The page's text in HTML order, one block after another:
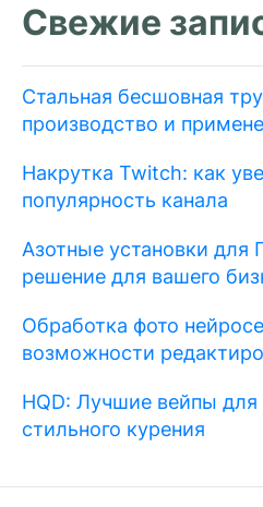
Свежие
Стальная бесшовная
производство и
Накрутка Twitch: как
популярность канала
Азотные установки
решение для вашего
Обработка фото
возможности
HQD: Лучшие вейпы для
стильного курения